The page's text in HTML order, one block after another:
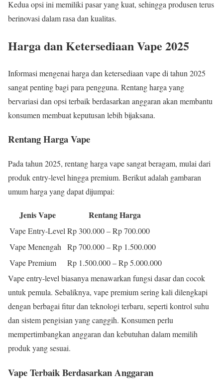
Kedua opsi ini memiliki pasar yang kuat, sehingga produsen terus
berinovasi dalam rasa dan kualitas.
Harga dan Ketersediaan Vape 2025
Informasi mengenai harga dan ketersediaan vape di tahun 2025
sangat penting bagi para pengguna. Rentang harga yang
bervariasi dan opsi terbaik berdasarkan anggaran akan membantu
konsumen membuat keputusan lebih bijaksana.
Rentang Harga Vape
Pada tahun 2025, rentang harga vape sangat beragam, mulai dari
produk entry-level hingga premium. Berikut adalah gambaran
umum harga yang dapat dijumpai:
Jenis Vape Rentang Harga
Vape Entry-Level Rp 300.000 – Rp 700.000
Vape Menengah
Rp 700.000 – Rp 1.500.000
Vape Premium
Rp 1.500.000 – Rp 5.000.000
Vape entry-level biasanya menawarkan fungsi dasar dan cocok
untuk pemula. Sebaliknya, vape premium sering kali dilengkapi
dengan berbagai fitur dan teknologi terbaru, seperti kontrol suhu
dan sistem pengisian yang canggih. Konsumen perlu
mempertimbangkan anggaran dan kebutuhan dalam memilih
produk yang sesuai.
Vape Terbaik Berdasarkan Anggaran